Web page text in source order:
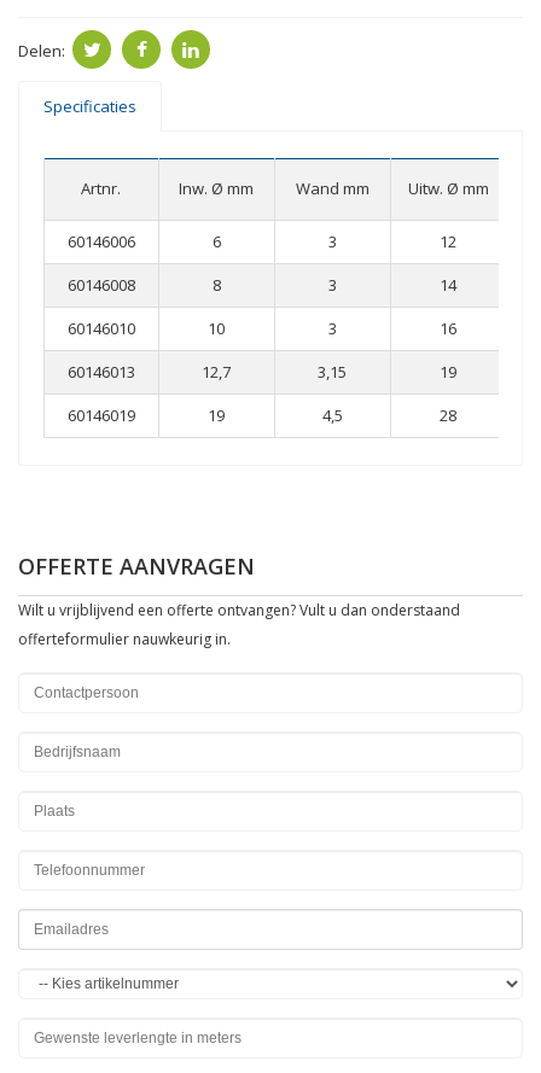
Delen:
Specificaties
Artnr. Inw. Ø mm Wand mm Uitw. Ø mm
60146006 6 3
12
60146008
8 3
14
60146010
10 3
16
60146013
12,7 3,15
19
60146019
19 4,5 28
OFFERTE AANVRAGEN
Wilt u vrijblijvend een offerte ontvangen? Vult u dan onderstaand
offerteformulier nauwkeurig in.